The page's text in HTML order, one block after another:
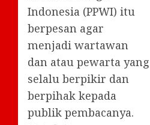
Indonesia (PPWI) itu
berpesan agar
menjadi wartawan
dan atau pewarta yang
selalu berpikir dan
berpihak kepada
publik pembacanya.